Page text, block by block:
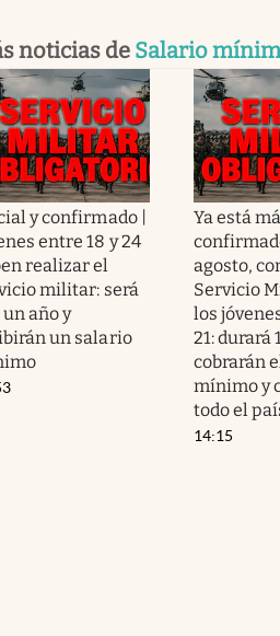
noticias de Salario
y confirmado |
entre 18 y 24
realizar el
militar: será
año y
un salario
Ya está
agosto,
Servicio
los
21: durará
cobrarán
mínimo y
todo el
14:15